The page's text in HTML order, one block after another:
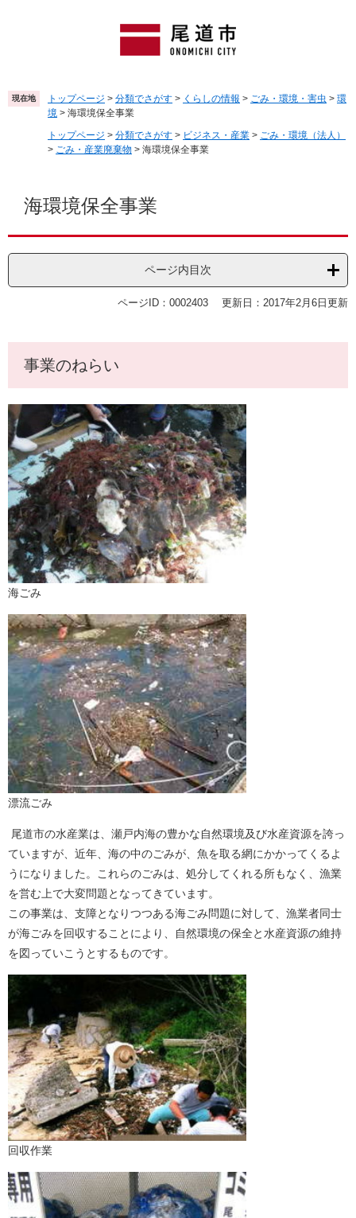
頭
で
飛
ば
現在地 トップページ > 分類でさがす > くらしの情報 > ごみ・環境・害虫 > 環
境 > 海環境保全事業
トップページ > 分類でさがす > ビジネス・産業 > ごみ・環境（法人）
> ごみ・産業廃棄物 > 海環境保全事業
海環境保全事業
ページ内目次
ページID：0002403 更新日：2017年2月6日更新
事業のねらい
海ごみ
漂流ごみ
尾道市の水産業は、瀬戸内海の豊かな自然環境及び水産資源を誇っ
ていますが、近年、海の中のごみが、魚を取る網にかかってくるよ
うになりました。これらのごみは、処分してくれる所もなく、漁業
を営む上で大変問題となってきています。
この事業は、支障となりつつある海ごみ問題に対して、漁業者同士
が海ごみを回収することにより、自然環境の保全と水産資源の維持
を図っていこうとするものです。
回収作業